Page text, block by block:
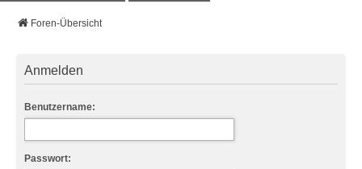
Foren-Übersicht
Anmelden
Benutzername:
Passwort: